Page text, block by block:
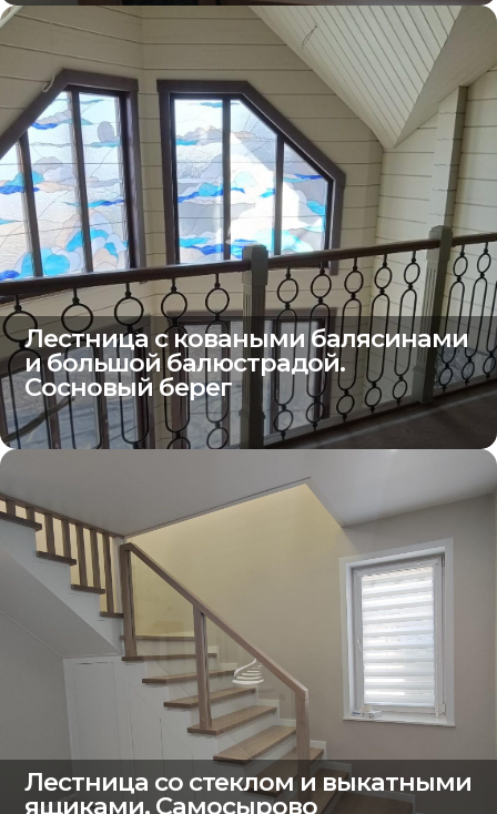
Лестница с коваными балясинами
и большой балюстрадой.
Сосновый берег
Лестница со стеклом и выкатными
ящиками. Самосырово